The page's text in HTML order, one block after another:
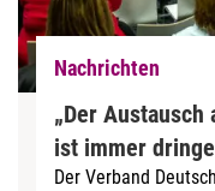
Nachrichten
„Der
ist immer
Der Verband